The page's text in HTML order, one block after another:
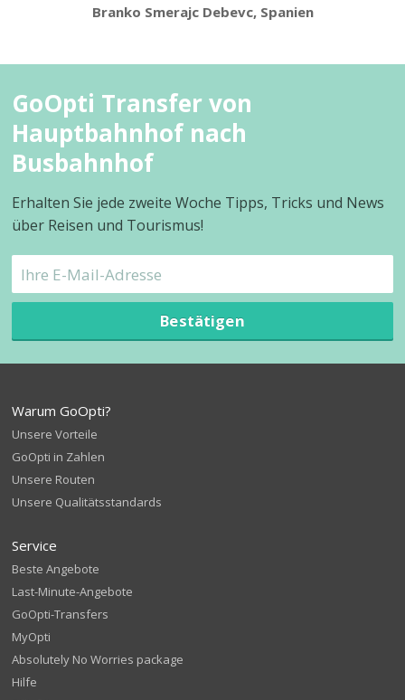
Branko Smerajc Debevc, Spanien
GoOpti Transfer von
Hauptbahnhof nach
Busbahnhof
Erhalten Sie jede zweite Woche Tipps, Tricks und News
über Reisen und Tourismus!
Bestätigen
Warum GoOpti?
Unsere Vorteile
GoOpti in Zahlen
Unsere Routen
Unsere Qualitätsstandards
Service
Beste Angebote
Last-Minute-Angebote
GoOpti-Transfers
MyOpti
Absolutely No Worries package
Hilfe